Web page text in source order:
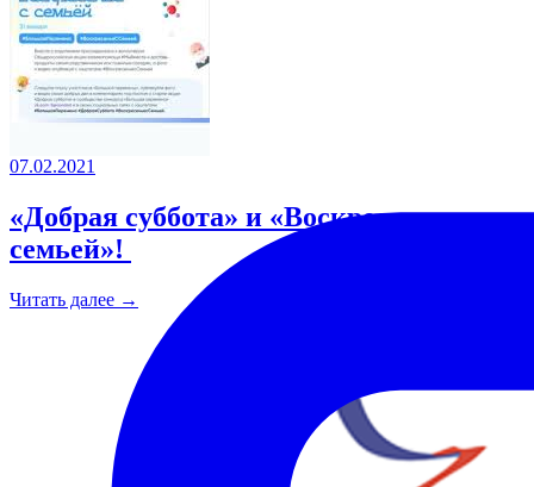
07.02.2021
«Добрая суббота» и «Воскресенье с
семьей»!
Читать далее →